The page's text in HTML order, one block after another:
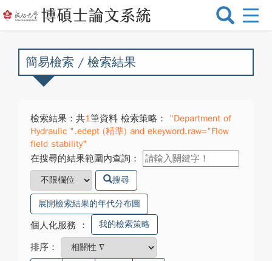
選
換
簡易檢索 / 檢索結果
檢索結果：共1筆資料 檢索策略：
"Department of
Hydraulic ".edept (精準) and ekeyword.raw="Flow
field stability"
在搜尋的結果範圍內查詢：
搜尋
展開檢索結果的年代分布圖
個人化服務 ： 我的檢索策略
排序：